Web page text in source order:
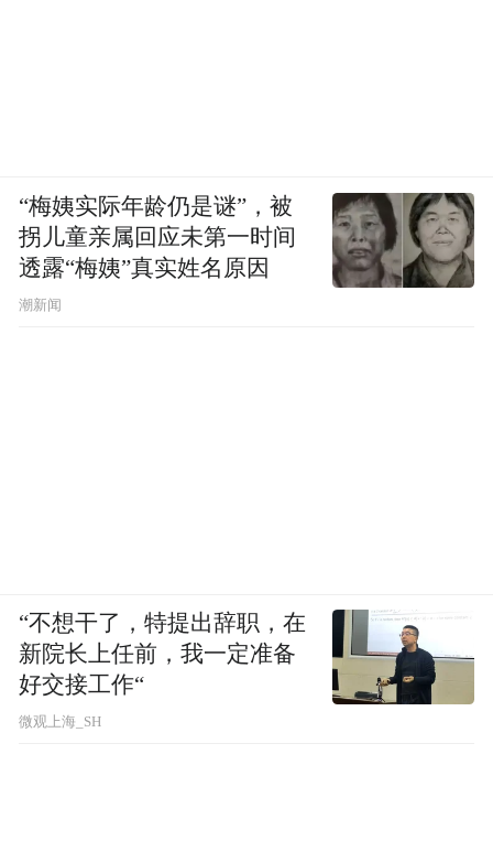
“梅姨实际年龄仍是谜”，被
拐儿童亲属回应未第一时间
透露“梅姨”真实姓名原因
潮新闻
“不想干了，特提出辞职，在
新院长上任前，我一定准备
好交接工作“
微观上海_SH